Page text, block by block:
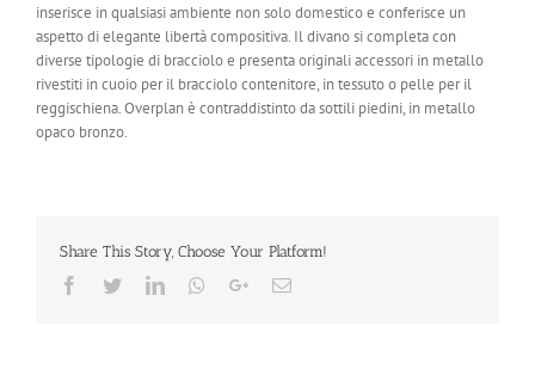
inserisce in qualsiasi ambiente non solo domestico e conferisce un
aspetto di elegante libertà compositiva. Il divano si completa con
diverse tipologie di bracciolo e presenta originali accessori in metallo
rivestiti in cuoio per il bracciolo contenitore, in tessuto o pelle per il
reggischiena. Overplan è contraddistinto da sottili piedini, in metallo
opaco bronzo.
Share This Story, Choose Your Platform!
Facebook
TwitterLinkedInWhatsapp
Google+Email